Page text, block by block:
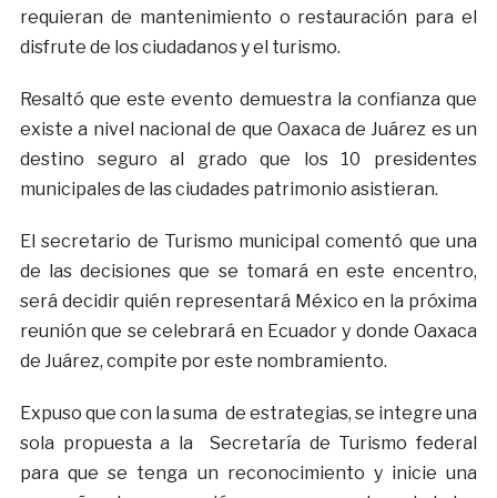
requieran de mantenimiento o restauración para el
disfrute de los ciudadanos y el turismo.
Resaltó que este evento demuestra la confianza que
existe a nivel nacional de que Oaxaca de Juárez es un
destino seguro al grado que los 10 presidentes
municipales de las ciudades patrimonio asistieran.
El secretario de Turismo municipal comentó que una
de las decisiones que se tomará en este encentro,
será decidir quién representará México en la próxima
reunión que se celebrará en Ecuador y donde Oaxaca
de Juárez, compite por este nombramiento.
Expuso que con la suma de estrategias, se integre una
sola propuesta a la Secretaría de Turismo federal
para que se tenga un reconocimiento y inicie una